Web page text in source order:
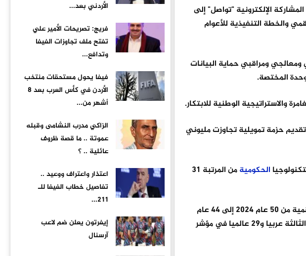
الإلكترونية "تواصل" إلى
والخطة التنفيذية للأعوام
ومعالجي ومراقبي حماية البيانات
المختصة.
والاستراتيجية الوطنية للابتكار.
100 شركة بخدمات تطوير الأعمال وتقديم حزمة تمويلية تجاوزت مليوني
الحكومية
من المرتبة 31
كما تحسن ترتيب المملكة في مؤشر تطور الحكومة الإلكترونية من 117 إلى 89، وفي مؤشر التنافسية الرقمية من 50 عام 2024 إلى 44 عام
2025، وحلت المملكة في المرتبة 65 عالميا في مؤشر الابتكار العالمي لعام 2025، كما جاءت في المرتبة الثالثة عربيا و29 عالميا في مؤشر
الأردني بعد...
فريج: تصريحات الأمير علي
تفتح ملف تجاوزات الفيفا
وتدافع...
فيفا يحول مستحقات منتخب
الأردن في كأس العرب بعد 8
أشهر من...
الزاكي مدرب النشامى وقبله
عموتة .. ما قصة ظروف
عائلية .. ؟
اعتذار واعتراف ووعيد ..
تفاصيل خطاب الفيفا للـ
211...
إيفرتون يعلن ضم لاعب
آرسنال